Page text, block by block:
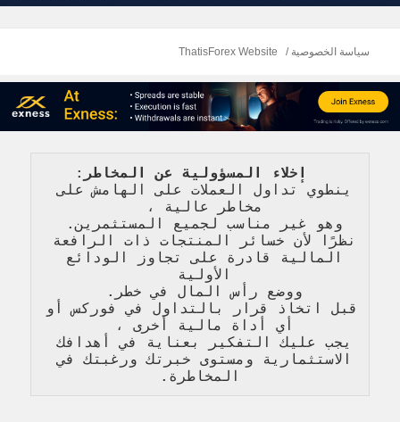
سياسة الخصوصية ThatisForex Website
إخلاء المسؤولية عن المخاطر :
ينطوي تداول العملات على الهامش على
مخاطر عالية
،
وهو غير مناسب لجميع المستثمرين.
الأولية
ووضع رأس المال في خطر.
أي أداة مالية أخرى ،
يجب عليك التفكير بعناية في أهدافك
الاستثمارية ومستوى خبرتك ورغبتك في
المخاطرة .